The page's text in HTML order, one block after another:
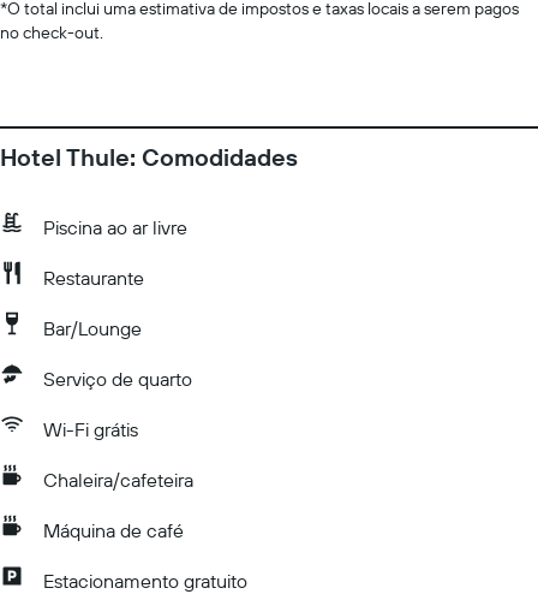
*O total inclui uma estimativa de impostos e taxas locais a serem pagos
no check-out.
Hotel Thule: Comodidades
Piscina ao ar livre
Restaurante
Bar/Lounge
Serviço de quarto
Wi-Fi grátis
Chaleira/cafeteira
Máquina de café
Estacionamento gratuito